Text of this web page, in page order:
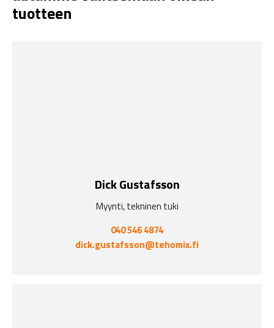
tuotteen
Dick Gustafsson
Myynti, tekninen tuki
040 546 4874
dick.gustafsson@tehomix.fi